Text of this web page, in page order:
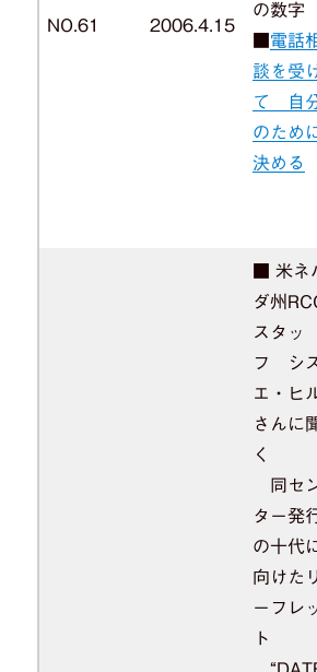
NO.61 2006.4.15
の数字
電話
談を受
て 自
のため
決める
■ 米ネ
ダ州
スタッ
フ シ
エ・ヒ
さんに
く
同セ
ター発
の十代
向けた
ーフレ
ト